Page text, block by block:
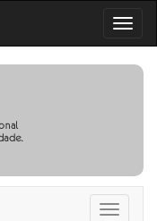
Toggle